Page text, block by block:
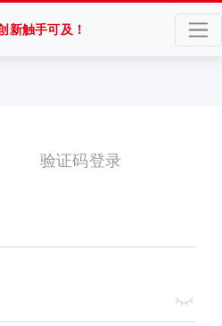
新触手可及！
验证码登录